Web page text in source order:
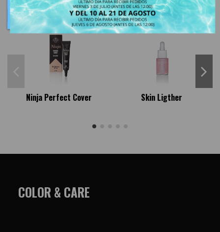
Nuevo
Ninja Perfect Cover
Nuevo
Skin Ligther
COLOR & CARE